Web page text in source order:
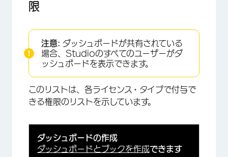
限
注意: ダッシュボードが共有されている
場合、Studioのすべてのユーザーがダ
ッシュボードを表示できます。
このリストは、各ライセンス・タイプで付与で
きる権限のリストを示しています。
ダッシュボードの作成
ダッシュボードとブックを作成できます